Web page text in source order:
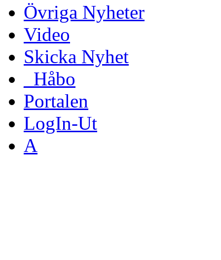
Övriga Nyheter
Video
Skicka Nyhet
_Håbo
Portalen
LogIn-Ut
A